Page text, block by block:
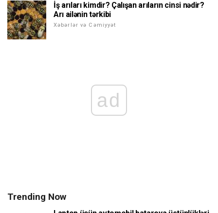
İş arıları kimdir? Çalışan arıların cinsi nədir?
Arı ailənin tərkibi
Xəbərlər və Cəmiyyət
ad
Trending Now